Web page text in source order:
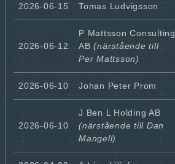
2026-06-15 Tomas Ludvigsson
2026-06-12
P Mattsson Consulting
AB (närstående till
Per Mattsson)
2026-06-10 Johan Peter Prom
2026-06-10
J Ben L Holding AB
(närstående till Dan
Mangell)